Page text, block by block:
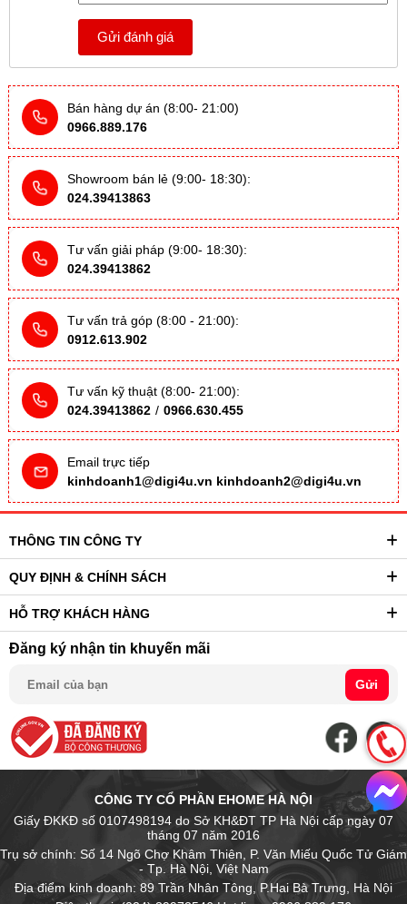
Gửi đánh giá
Bán hàng dự án (8:00- 21:00)
0966.889.176
Showroom bán lẻ (9:00- 18:30):
024.39413863
Tư vấn giải pháp (9:00- 18:30):
024.39413862
Tư vấn trả góp (8:00 - 21:00):
0912.613.902
Tư vấn kỹ thuật (8:00- 21:00):
024.39413862 / 0966.630.455
Email trực tiếp
kinhdoanh1@digi4u.vn kinhdoanh2@digi4u.vn
THÔNG TIN CÔNG TY
QUY ĐỊNH & CHÍNH SÁCH
HỖ TRỢ KHÁCH HÀNG
Đăng ký nhận tin khuyến mãi
Gửi
CÔNG TY CỔ PHẦN EHOME HÀ NỘI
Giấy ĐKKĐ số 0107498194 do Sở KH&ĐT TP Hà Nội cấp ngày 07
tháng 07 năm 2016
Trụ sở chính: Số 14 Ngõ Chợ Khâm Thiên, P. Văn Miếu Quốc Tử Giám
- Tp. Hà Nội, Việt Nam
Địa điểm kinh doanh: 89 Trần Nhân Tông, P.Hai Bà Trưng, Hà Nội